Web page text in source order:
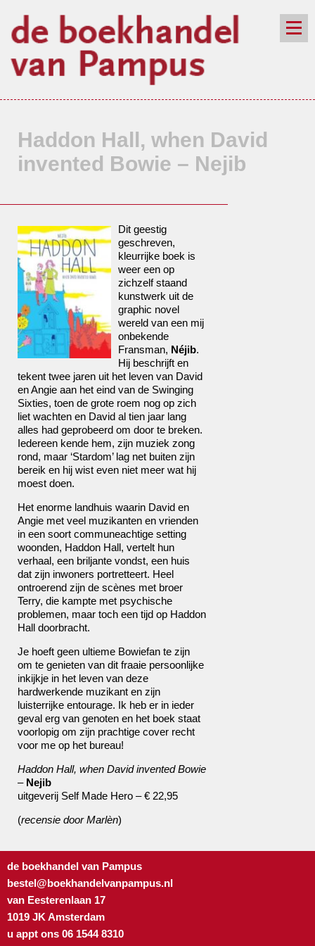
nieuwsbrief
Haddon Hall, when David
invented Bowie – Nejib
Dit geestig
geschreven,
kleurrijke boek is
weer een op
zichzelf staand
kunstwerk uit de
graphic novel
wereld van een mij
onbekende
Fransman, Néjib.
Hij beschrijft en
tekent twee jaren uit het leven van David
en Angie aan het eind van de Swinging
Sixties, toen de grote roem nog op zich
liet wachten en David al tien jaar lang
alles had geprobeerd om door te breken.
Iedereen kende hem, zijn muziek zong
rond, maar ‘Stardom’ lag net buiten zijn
bereik en hij wist even niet meer wat hij
moest doen.
Het enorme landhuis waarin David en
Angie met veel muzikanten en vrienden
in een soort communeachtige setting
woonden, Haddon Hall, vertelt hun
verhaal, een briljante vondst, een huis
dat zijn inwoners portretteert. Heel
ontroerend zijn de scènes met broer
Terry, die kampte met psychische
problemen, maar toch een tijd op Haddon
Hall doorbracht.
Je hoeft geen ultieme Bowiefan te zijn
om te genieten van dit fraaie persoonlijke
inkijkje in het leven van deze
hardwerkende muzikant en zijn
luisterrijke entourage. Ik heb er in ieder
geval erg van genoten en het boek staat
voorlopig om zijn prachtige cover recht
voor me op het bureau!
Haddon Hall, when David invented Bowie
– Nejib
uitgeverij Self Made Hero – € 22,95
(recensie door Marlèn)
de boekhandel van Pampus
bestel@boekhandelvanpampus.nl
van Eesterenlaan 17
1019 JK Amsterdam
u appt ons 06 1544 8310